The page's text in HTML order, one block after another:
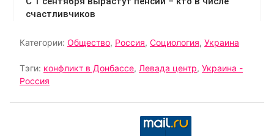
Категории: Общество, Россия, Социология, Украина
Тэги: конфликт в Донбассе, Левада центр, Украина -
Россия